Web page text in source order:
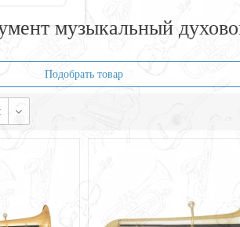
музыкальный
Подобрать товар